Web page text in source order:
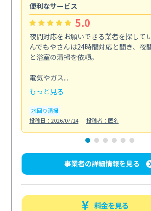
便利なサービス
5.0
夜間対応をお願いできる業者を探して
んでもやさんは24時間対応と聞き、夜
と浴室の清掃を依頼。
電気やガス...
もっと見る
水回り清掃
投稿日：2026/07/14
投稿者：匿名
事業者の詳細情報を見る
料金を見る